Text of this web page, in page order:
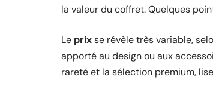
la valeur du coffret. Quelques
Le prixse révèle très variable,
apporté au design ou aux
rareté et la sélection premium,